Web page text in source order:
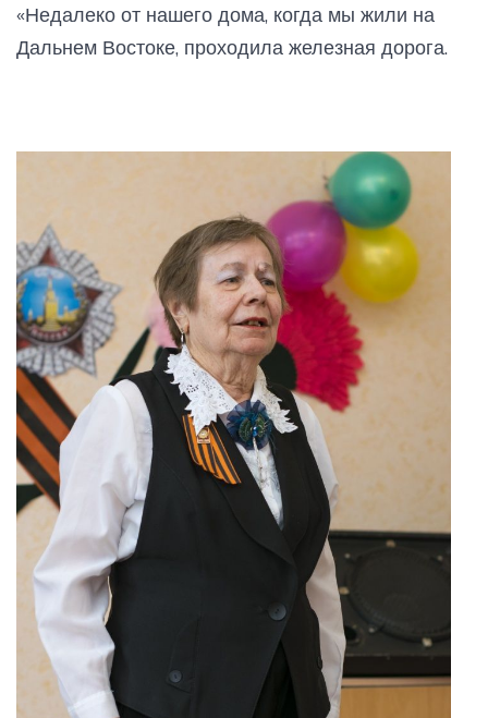
«Недалеко от нашего дома, когда мы жили на
Дальнем Востоке, проходила железная дорога.